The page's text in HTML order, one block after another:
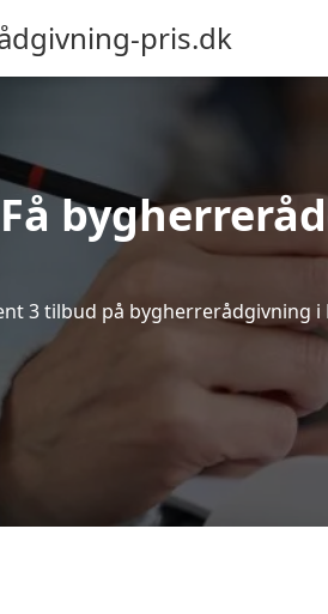
pris.dk
Få
3 tilbud på bygherrerådgivning